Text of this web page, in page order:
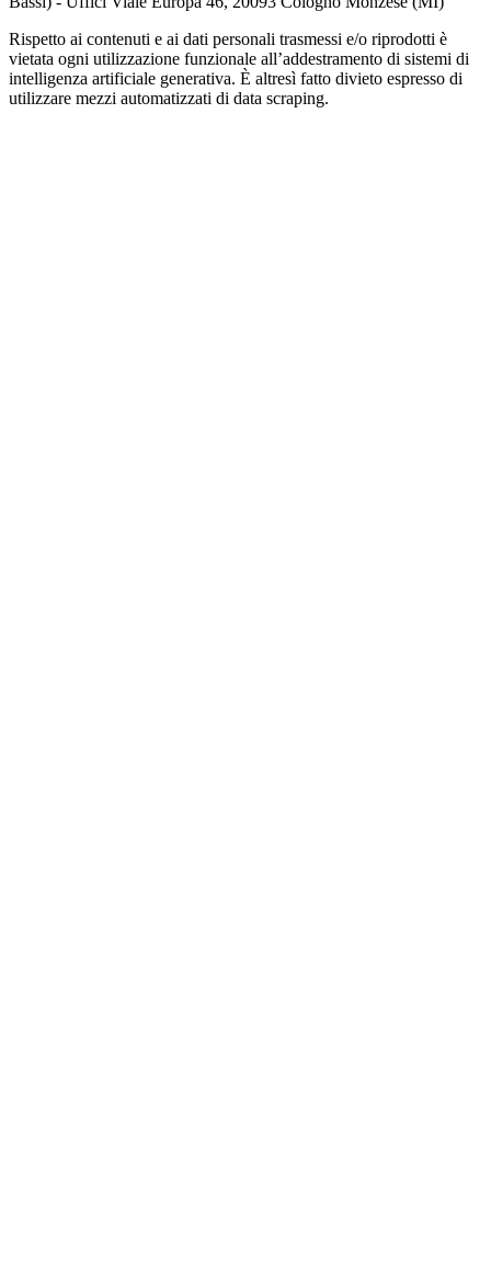
Rispetto ai contenuti e ai dati personali trasmessi e/o riprodotti è
vietata ogni utilizzazione funzionale all’addestramento di sistemi di
intelligenza artificiale generativa. È altresì fatto divieto espresso di
utilizzare mezzi automatizzati di data scraping.